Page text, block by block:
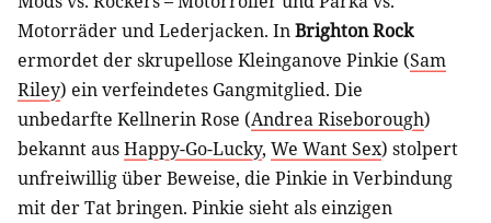
Motorräder und Lederjacken. InBrighton Rock
ermordet der skrupellose Kleinganove Pinkie (Sam
Riley) ein verfeindetes Gangmitglied. Die
unbedarfte Kellnerin Rose (Andrea Riseborough)
bekannt ausHappy-Go-Lucky, We Want Sex) stolpert
unfreiwillig über Beweise, die Pinkie in Verbindung
mit der Tat bringen. Pinkie sieht als einzigen